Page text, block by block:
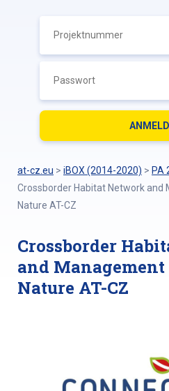
at-cz.eu > iBOX (2014-2020) > PA
Crossborder Habitat Network and
Nature AT-CZ
Crossborder
and
Nature AT-CZ